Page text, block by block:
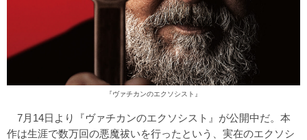
『ヴァチカンのエクソシスト』
7月14日より『ヴァチカンのエクソシスト』が公開中だ。本
作は生涯で数万回の悪魔祓いを行ったという、実在のエクソシ